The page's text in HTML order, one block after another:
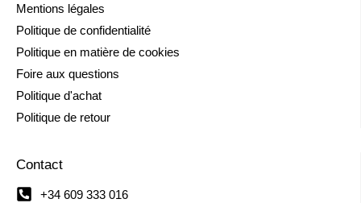
Mentions légales
Politique de confidentialité
Politique en matière de cookies
Foire aux questions
Politique d'achat
Politique de retour
Contact
+34 609 333 016